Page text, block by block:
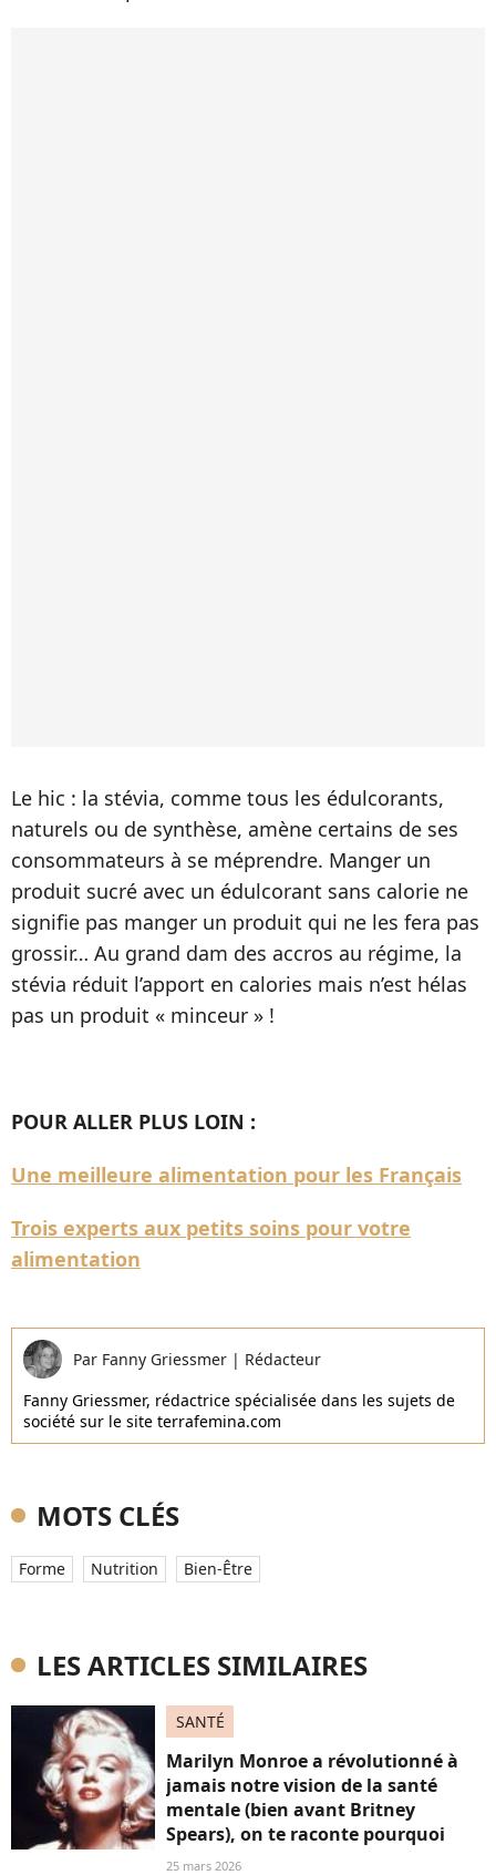
Le hic : la stévia, comme tous les édulcorants,
naturels ou de synthèse, amène certains de ses
consommateurs à se méprendre. Manger un
produit sucré avec un édulcorant sans calorie ne
signifie pas manger un produit qui ne les fera pas
grossir… Au grand dam des accros au régime, la
stévia réduit l’apport en calories mais n’est hélas
pas un produit « minceur » !
POUR ALLER PLUS LOIN :
Une meilleure alimentation pour les Français
Trois experts aux petits soins pour votre
alimentation
Par Fanny Griessmer | Rédacteur
Fanny Griessmer, rédactrice spécialisée dans les sujets de
société sur le site terrafemina.com
MOTS CLÉS
Forme Nutrition Bien-Être
LES ARTICLES SIMILAIRES
SANTÉ
Marilyn Monroe a révolutionné à
jamais notre vision de la santé
mentale (bien avant Britney
Spears), on te raconte pourquoi
25 mars 2026